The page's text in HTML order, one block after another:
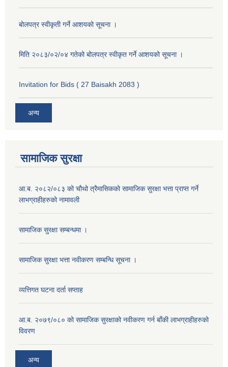
बोलपत्र स्वीकृती गर्ने आशयको सूचना ।
मिति २०८३/०२/०४ गतेको बोलपत्र स्वीकृत गर्ने आशयको सूचना ।
Invitation for Bids ( 27 Baisakh 2083 )
अन्य
सामाजिक सुरक्षा
आ.ब. २०८२/०८३ को चौथो त्रैमासिकको सामाजिक सुरक्षा भत्ता प्राप्त गर्ने
लाभग्राहीहरुको नामावली
सामाजिक सुरक्षा सम्बन्धमा ।
सामाजिक सुरक्षा भत्ता नवीकरण सम्बन्धि सूचना ।
व्यत्तिगत घटना दर्ता सप्ताह
आ.ब. २०७९/०८० को सामाजिक सुरक्षाको नवीकरण गर्न बाँकी लाभग्राहीहरुको
विवरण
अन्य